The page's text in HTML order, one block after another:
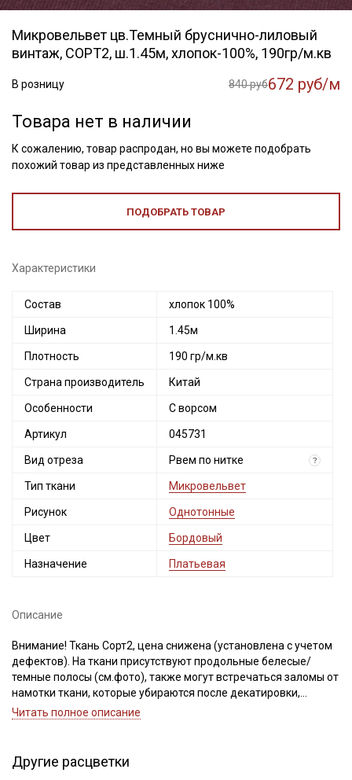
Микровельвет цв.Темный бруснично-лиловый
винтаж, СОРТ2, ш.1.45м, хлопок-100%, 190гр/м.кв
В розницу 840 руб672 руб/м
Товара нет в наличии
К сожалению, товар распродан, но вы можете подобрать
похожий товар из представленных ниже
ПОДОБРАТЬ ТОВАР
Характеристики
Состав хлопок 100%
Ширина 1.45м
Плотность 190 гр/м.кв
Страна производитель Китай
Особенности С ворсом
Артикул 045731
Вид отреза Рвем по нитке ?
Тип ткани Микровельвет
Рисунок Однотонные
Цвет Бордовый
Назначение Платьевая
Описание
Внимание! Ткань Сорт2, цена снижена (установлена с учетом
дефектов). На ткани присутствуют продольные белесые/
темные полосы (см.фото), также могут встречаться заломы от
намотки ткани, которые убираются после декатировки,
непрокрасы вдоль кромки (до 5 см от края), короткие
учитывать это при заказе.
Читать полное описание
Другие расцветки